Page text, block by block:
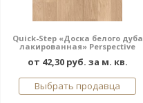
Quick-Step «Доска белого дуба
лакированная» Perspective
от 42,30 руб. за м. кв.
Выбрать продавца